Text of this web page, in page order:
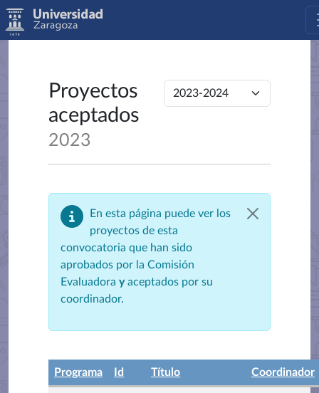
Proyectos
aceptados
2023
En esta página puede ver los
proyectos de esta
convocatoria que han sido
aprobados por la Comisión
Evaluadora yaceptados por su
coordinador.
Programa Id Título Coordinador